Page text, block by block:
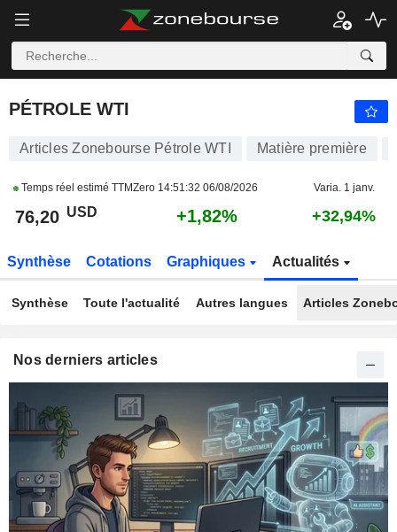
PÉTROLE WTI
PÉTROLE WTI
Articles Zonebourse Pétrole WTI Matière première
Temps réel estimé TTMZero 14:51:32 06/08/2026 Varia. 1 janv.
76,20 USD +1,82% +32,94%
Synthèse Cotations Graphiques Actualités
Synthèse Toute l'actualité Autres langues Articles
Nos derniers articles